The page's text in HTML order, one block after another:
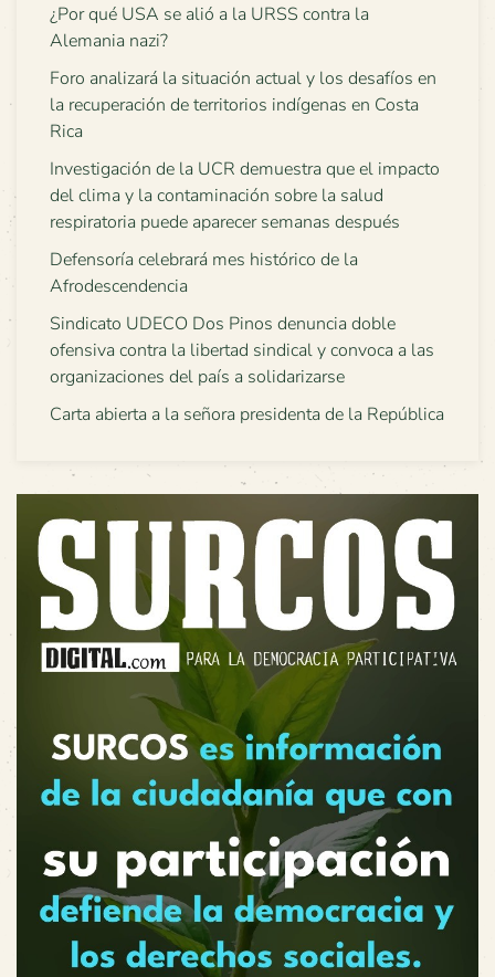
¿Por qué USA se alió a la URSS contra la
Alemania nazi?
Foro analizará la situación actual y los desafíos en
la recuperación de territorios indígenas en Costa
Rica
Investigación de la UCR demuestra que el impacto
del clima y la contaminación sobre la salud
respiratoria puede aparecer semanas después
Defensoría celebrará mes histórico de la
Afrodescendencia
Sindicato UDECO Dos Pinos denuncia doble
ofensiva contra la libertad sindical y convoca a las
organizaciones del país a solidarizarse
Carta abierta a la señora presidenta de la República